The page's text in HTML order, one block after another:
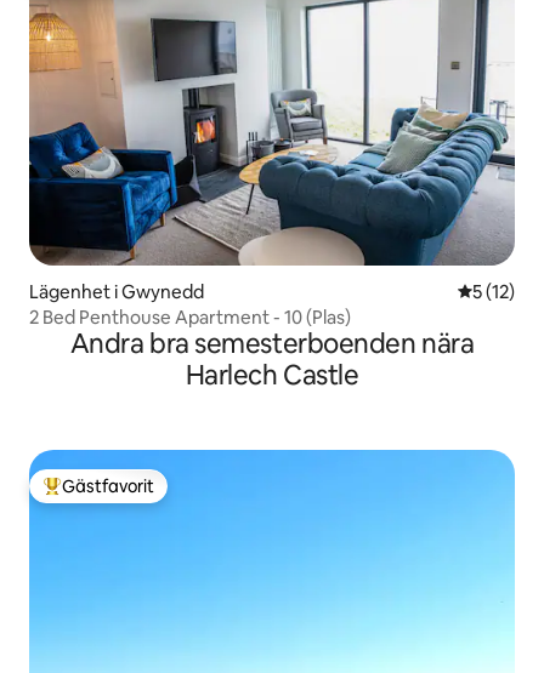
Lägenhet i Gwynedd 5 av 5 i
5 (12)
2 Bed Penthouse Apartment - 10 (Plas)
Andra bra semesterboenden nära
Harlech Castle
Populär gästfavorit
Gästfavorit